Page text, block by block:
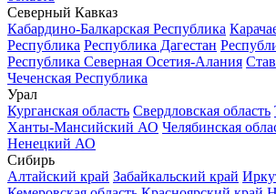
Северный Кавказ
Кабардино-Балкарская Республика
Республика Республика Дагестан
Республика Северная Осетия-Алания
Чеченская Республика
Урал
Курганская область Свердловская область
Ханты-Мансийский АО Челябинская
Ненецкий АО
Сибирь
Алтайский край Забайкальский край